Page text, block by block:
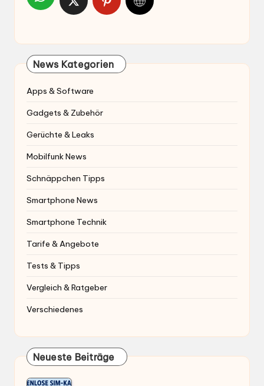
News Kategorien
Apps & Software
Gadgets & Zubehör
Gerüchte & Leaks
Mobilfunk News
Schnäppchen Tipps
Smartphone News
Smartphone Technik
Tarife & Angebote
Tests & Tipps
Vergleich & Ratgeber
Verschiedenes
Neueste Beiträge